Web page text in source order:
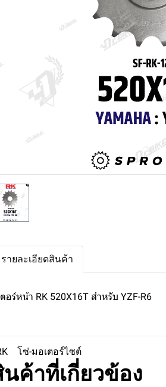
รายละเอียดสินค้า
ตอร์หน้า RK 520X16T สำหรับ YZF-R6
โซ่-มอเตอร์ไซต์
นค้าที่เกี่ยวข้อง